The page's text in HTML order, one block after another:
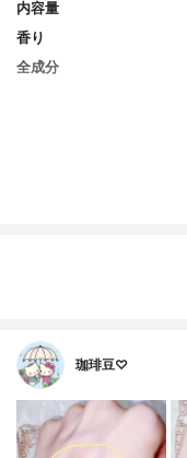
内容量
香り
全成分
珈琲豆♡